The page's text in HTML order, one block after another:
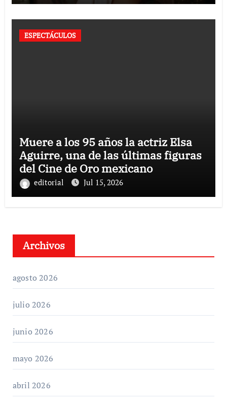
ESPECTÁCULOS
Muere a los 95 años la actriz Elsa
Aguirre, una de las últimas figuras
del Cine de Oro mexicano
editorial Jul 15, 2026
Archivos
agosto 2026
julio 2026
junio 2026
mayo 2026
abril 2026